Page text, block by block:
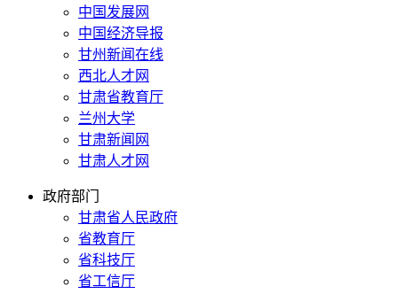
中国发展网
中国经济导报
甘州新闻在线
西北人才网
甘肃省教育厅
兰州大学
甘肃新闻网
甘肃人才网
政府部门
甘肃省人民政府
省教育厅
省科技厅
省工信厅